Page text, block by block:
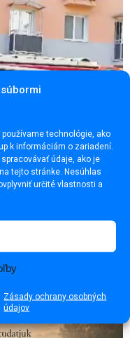
technológie, ako
k informáciám o zariadení.
údaje, ako je
tejto stránke. Nesúhlas
určité vlastnosti a
Zásady ochrany osobných
údajov